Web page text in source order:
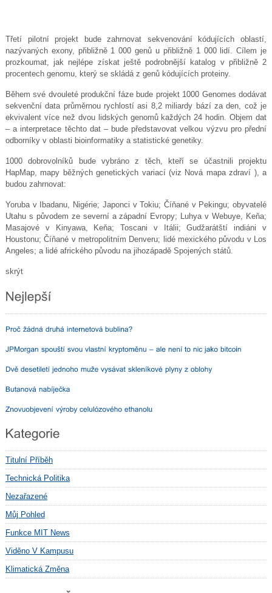
Třetí pilotní projekt bude zahrnovat sekvenování kódujících oblastí,
nazývaných exony, přibližně 1 000 genů u přibližně 1 000 lidí. Cílem je
prozkoumat, jak nejlépe získat ještě podrobnější katalog v přibližně 2
procentech genomu, který se skládá z genů kódujících proteiny.
Během své dvouleté produkční fáze bude projekt 1000 Genomes dodávat
sekvenční data průměrnou rychlostí asi 8,2 miliardy bází za den, což je
ekvivalent více než dvou lidských genomů každých 24 hodin. Objem dat
– a interpretace těchto dat – bude představovat velkou výzvu pro přední
odborníky v oblasti bioinformatiky a statistické genetiky.
1000 dobrovolníků bude vybráno z těch, kteří se účastnili projektu
HapMap, mapy běžných genetických variací (viz Nová mapa zdraví ), a
budou zahrnovat:
Yoruba v Ibadanu, Nigérie; Japonci v Tokiu; Číňané v Pekingu; obyvatelé
Utahu s původem ze severní a západní Evropy; Luhya v Webuye, Keňa;
Masajové v Kinyawa, Keňa; Toscani v Itálii; Gudžarátští indiáni v
Houstonu; Číňané v metropolitním Denveru; lidé mexického původu v Los
Angeles; a lidé afrického původu na jihozápadě Spojených států.
skrýt
Titulní Příběh
Technická Politika
Nezařazené
Můj Pohled
Funkce MIT News
Viděno V Kampusu
Klimatická Změna